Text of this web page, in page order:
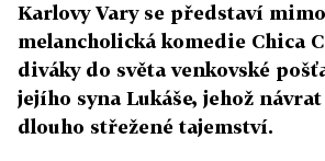
Karlovy Vary se představí
melancholická komedie Chica
diváky do světa venkovské
jejího syna Lukáše, jehož
dlouho střežené tajemství.